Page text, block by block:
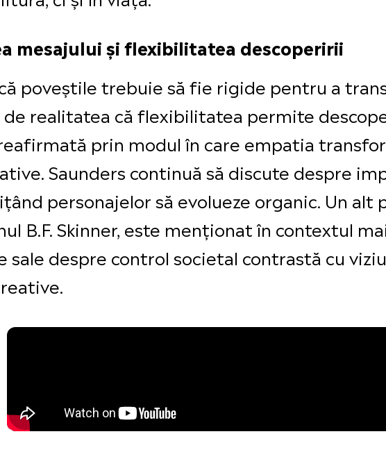
mesajului și flexibilitatea descoperirii
poveștile trebuie să fie rigide pentru a
de realitatea că flexibilitatea permite
prin modul în care empatia
Saunders continuă să discute despre
personajelor să evolueze organic. Un alt
B.F. Skinner, este menționat în contextul
sale despre control societal contrastă cu